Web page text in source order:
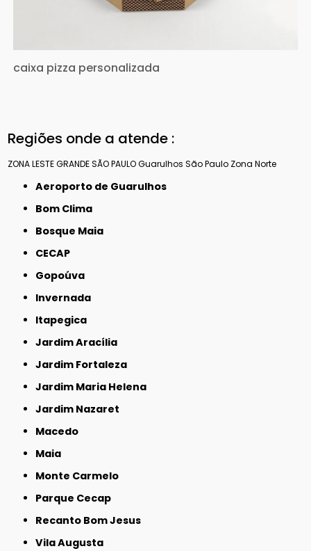
caixa pizza personalizada
Regiões onde a atende :
ZONA LESTEGRANDE SÃO PAULOGuarulhos São Paulo Zona Norte
Aeroporto de Guarulhos
Bom Clima
Bosque Maia
CECAP
Gopoúva
Invernada
Itapegica
Jardim Aracília
Jardim Fortaleza
Jardim Maria Helena
Jardim Nazaret
Macedo
Maia
Monte Carmelo
Parque Cecap
Recanto Bom Jesus
Vila Augusta